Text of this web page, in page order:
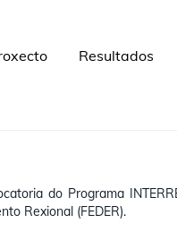
Resultados
do Programa
Rexional (FEDER).